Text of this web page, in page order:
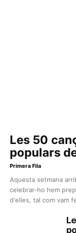
Les 50
populars
Primera Fila
Aquesta setmana
celebrar-ho hem
d'elles, tal com vam